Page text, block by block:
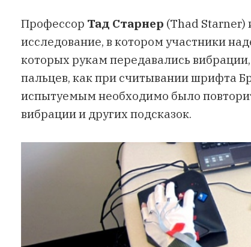
Профессор Тад Старнер (Thad Starner)
исследование, в котором участники
которых рукам передавались
пальцев, как при считывании шрифта
испытуемым необходимо было
вибрации и других подсказок.